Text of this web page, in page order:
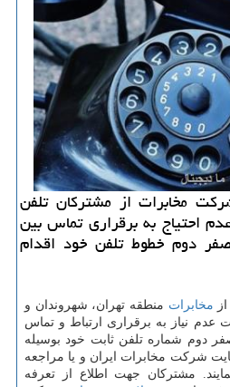
مخابرات از مشتركان تلفن
احتیاج به برقراری تماس بین
دوم خطوط تلفن خود اقدام
مخابرات منطقه تهران، شهروندان و
عدم نیاز به برقراری ارتباط و تماس
دوم شماره تلفن ثابت خود بوسیله
شرکت مخابرات ایران و یا مراجعه
مشترکان جهت اطلاع از تعرفه